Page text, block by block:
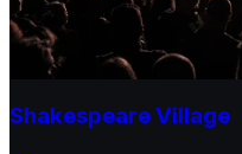
Shakespeare Village